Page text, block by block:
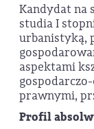
Kandydat na
studia I
urbanistyką,
aspektami
prawnymi,
Profil